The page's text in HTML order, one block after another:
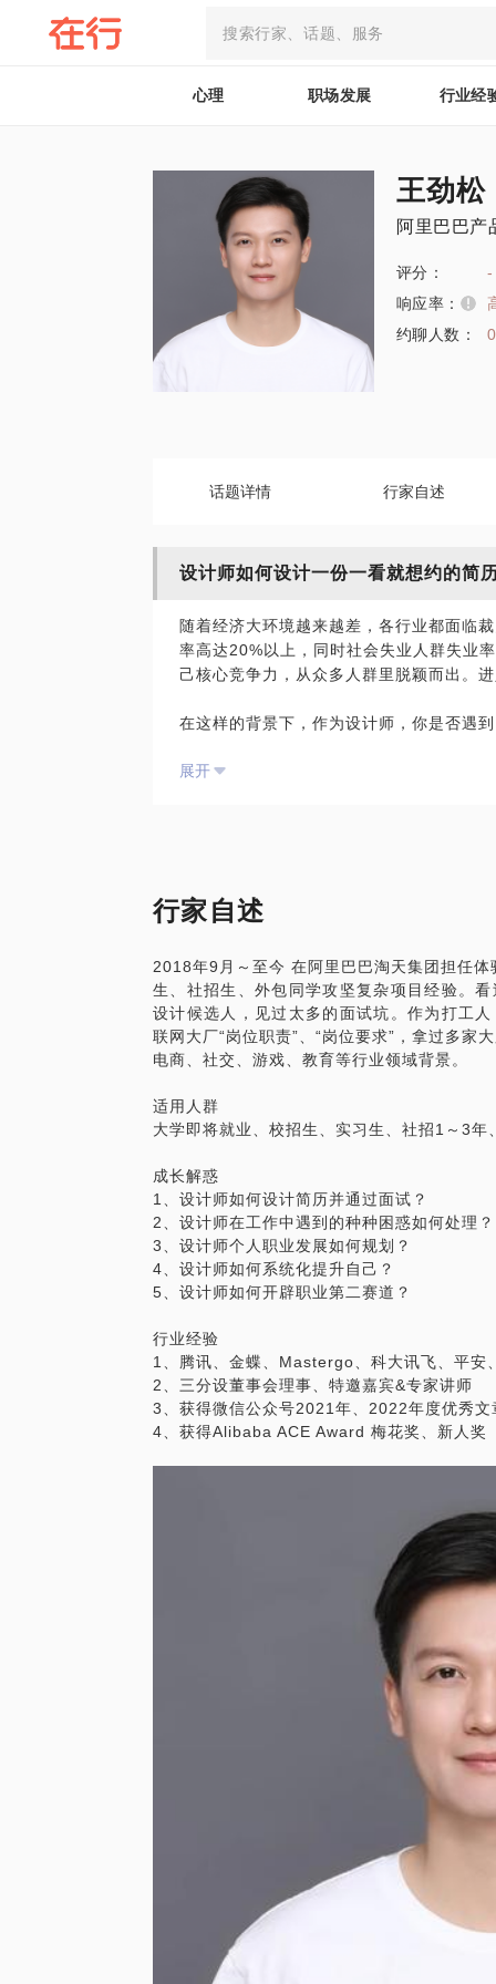
心理 职场发展 行业经
王劲松
阿里巴巴产
评分：
-
响应率：
约聊人数：
0
话题详情 行家自述
设计师如何设计一份一看就想约的简
随着经济大环境越来越差，各行业都面临
率高达20%以上，同时社会失业人群失业
己核心竞争力，从众多人群里脱颖而出。
在这样的背景下，作为设计师，你是否遇
2、大学期间的设计作品拿不出手怎么办
我期待与你分享的内容包括：
2、在简历作品集里如何体验个人优势让
3、HR或者用人部门的招聘流程、简历筛
4、如何提升获得offer的成功率
5、其他与简历作品集相关的问题
大学即将就业、校招生、实习生、社招1
展开
行家自述
2018年9月～至今 在阿里巴巴淘天集团担任
生、社招生、外包同学攻坚复杂项目经验。
设计候选人，见过太多的面试坑。作为打工
联网大厂“岗位职责”、“岗位要求”，拿过多
电商、社交、游戏、教育等行业领域背景。
适用人群
大学即将就业、校招生、实习生、社招1～3
成长解惑
1、设计师如何设计简历并通过面试？
2、设计师在工作中遇到的种种困惑如何处理？
3、设计师个人职业发展如何规划？
4、设计师如何系统化提升自己？
5、设计师如何开辟职业第二赛道？
行业经验
1、腾讯、金蝶、Mastergo、科大讯飞、平安
2、三分设董事会理事、特邀嘉宾&专家讲师
3、获得微信公众号2021年、2022年度优秀